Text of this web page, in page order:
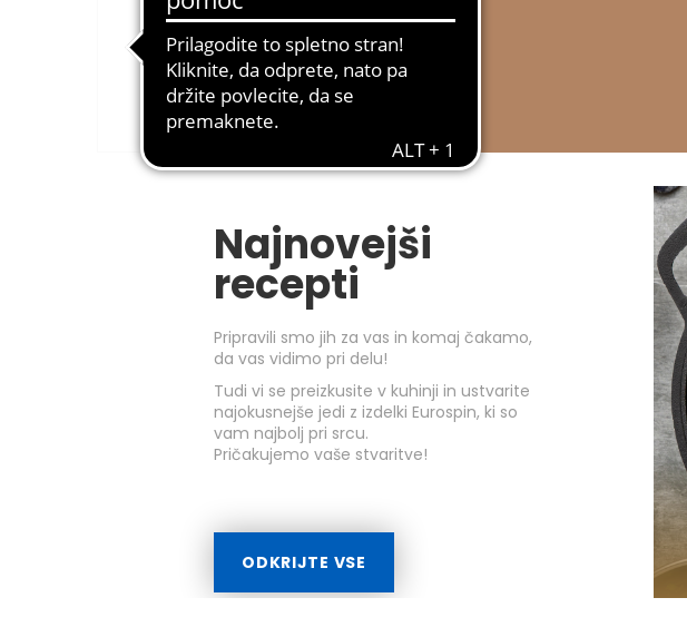
Delizie dal Sole
Okusi z vrta in izdelki
sredozemske tradicije.
Najnovejši
recepti
Pripravili smo jih za vas in komaj čakamo,
da vas vidimo pri delu!
Tudi vi se preizkusite v kuhinji in ustvarite
najokusnejše jedi z izdelki Eurospin, ki so
vam najbolj pri srcu.
Pričakujemo vaše stvaritve!
ODKRIJTE VSE